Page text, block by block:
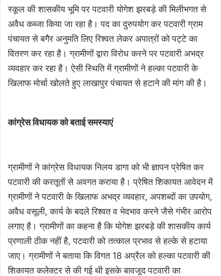
स्कूल की शासकीय भूमि पर पटवारी योगेश झरबड़े की मिलीभगत से
अवैध कब्जा किया जा रहा है। पद का दुरुपयोग कर पटवारी ग्राम
पंचायत से बगैर अनुमति लिए रिश्वत लेकर अपात्रों को पट्टे का
वितरण कर रहा है। ग्रामीणों द्वारा विरोध करने पर पटवारी अभद्र
व्यवहार कर रहा है। ऐसी स्थिति में ग्रामीणों ने हल्का पटवारी के
खिलाफ मोर्चा खोलते हुए लाखापुर पंचायत से हटाने की मांग की है।
कांग्रेस विधायक को बताई समस्याएं
ग्रामीणों ने कांग्रेस विधायक निलय डागा को भी ज्ञापन प्रेषित कर
पटवारी की करतूतों से अवगत कराया है। प्रेषित शिकायत आवेदन में
ग्रामीणों ने पटवारी के खिलाफ अभद्र व्यवहार, अपशब्दों का उपयोग,
अवैध वसूली, कार्य के बदले रिश्वत व भेदभाव करने जैसे गंभीर आरोप
लगाए है। ग्रामीणों का कहना है कि योगेश झरबड़े की शासकीय कार्य
प्रणाली ठीक नहीं है, पटवारी को तत्काल प्रभाव से हल्के से हटाया
जाए। ग्रामीणों ने बताया कि विगत 18 अप्रैल को हल्का पटवारी की
शिकायत कलेक्टर से की गई थी इसके बावजूद पटवारी का